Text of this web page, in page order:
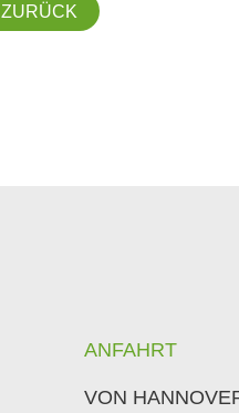
ZURÜCK
ANFAHRT
VON